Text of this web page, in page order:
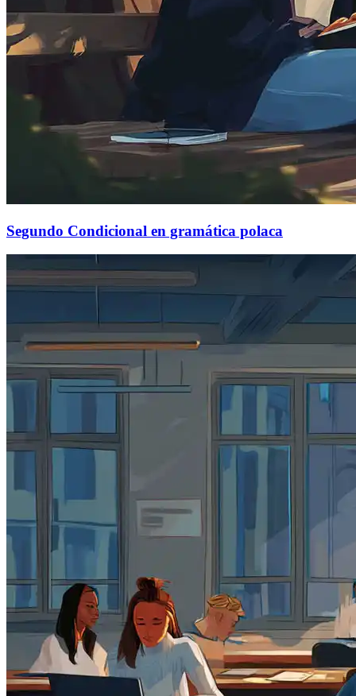
Segundo Condicional en gramática polaca